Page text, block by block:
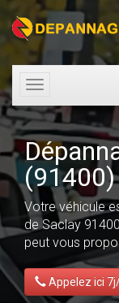
Toggle
navigation
(91400)
Votre véhicule
de Saclay
peut vous
Appelez ici